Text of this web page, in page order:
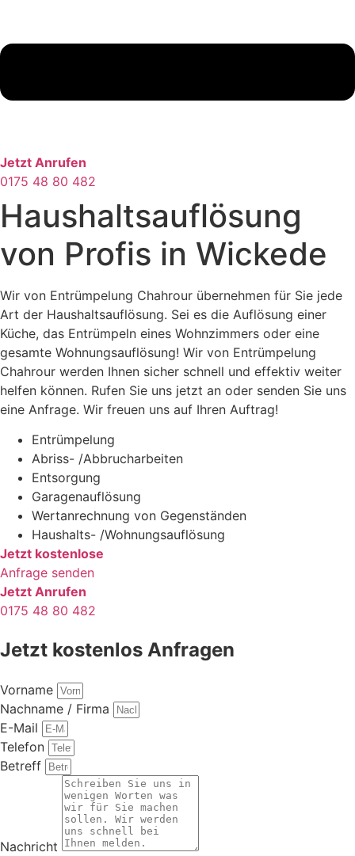
Jetzt Anrufen
0175 48 80 482
Haushaltsauflösung
von Profis in Wickede
Wir von Entrümpelung Chahrour übernehmen für Sie jede
Art der Haushaltsauflösung. Sei es die Auflösung einer
Küche, das Entrümpeln eines Wohnzimmers oder eine
gesamte Wohnungsauflösung! Wir von Entrümpelung
Chahrour werden Ihnen sicher schnell und effektiv weiter
helfen können. Rufen Sie uns jetzt an oder senden Sie uns
eine Anfrage. Wir freuen uns auf Ihren Auftrag!
Entrümpelung
Abriss- /Abbrucharbeiten
Entsorgung
Garagenauflösung
Wertanrechnung von Gegenständen
Haushalts- /Wohnungsauflösung
Jetzt kostenlose
Anfrage senden
Jetzt Anrufen
0175 48 80 482
Jetzt kostenlos Anfragen
Vorname
Nachname / Firma
E-Mail
Telefon
Betreff
Nachricht